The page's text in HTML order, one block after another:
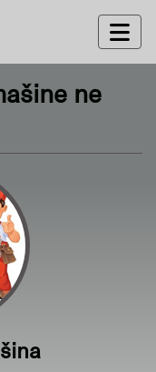
ne